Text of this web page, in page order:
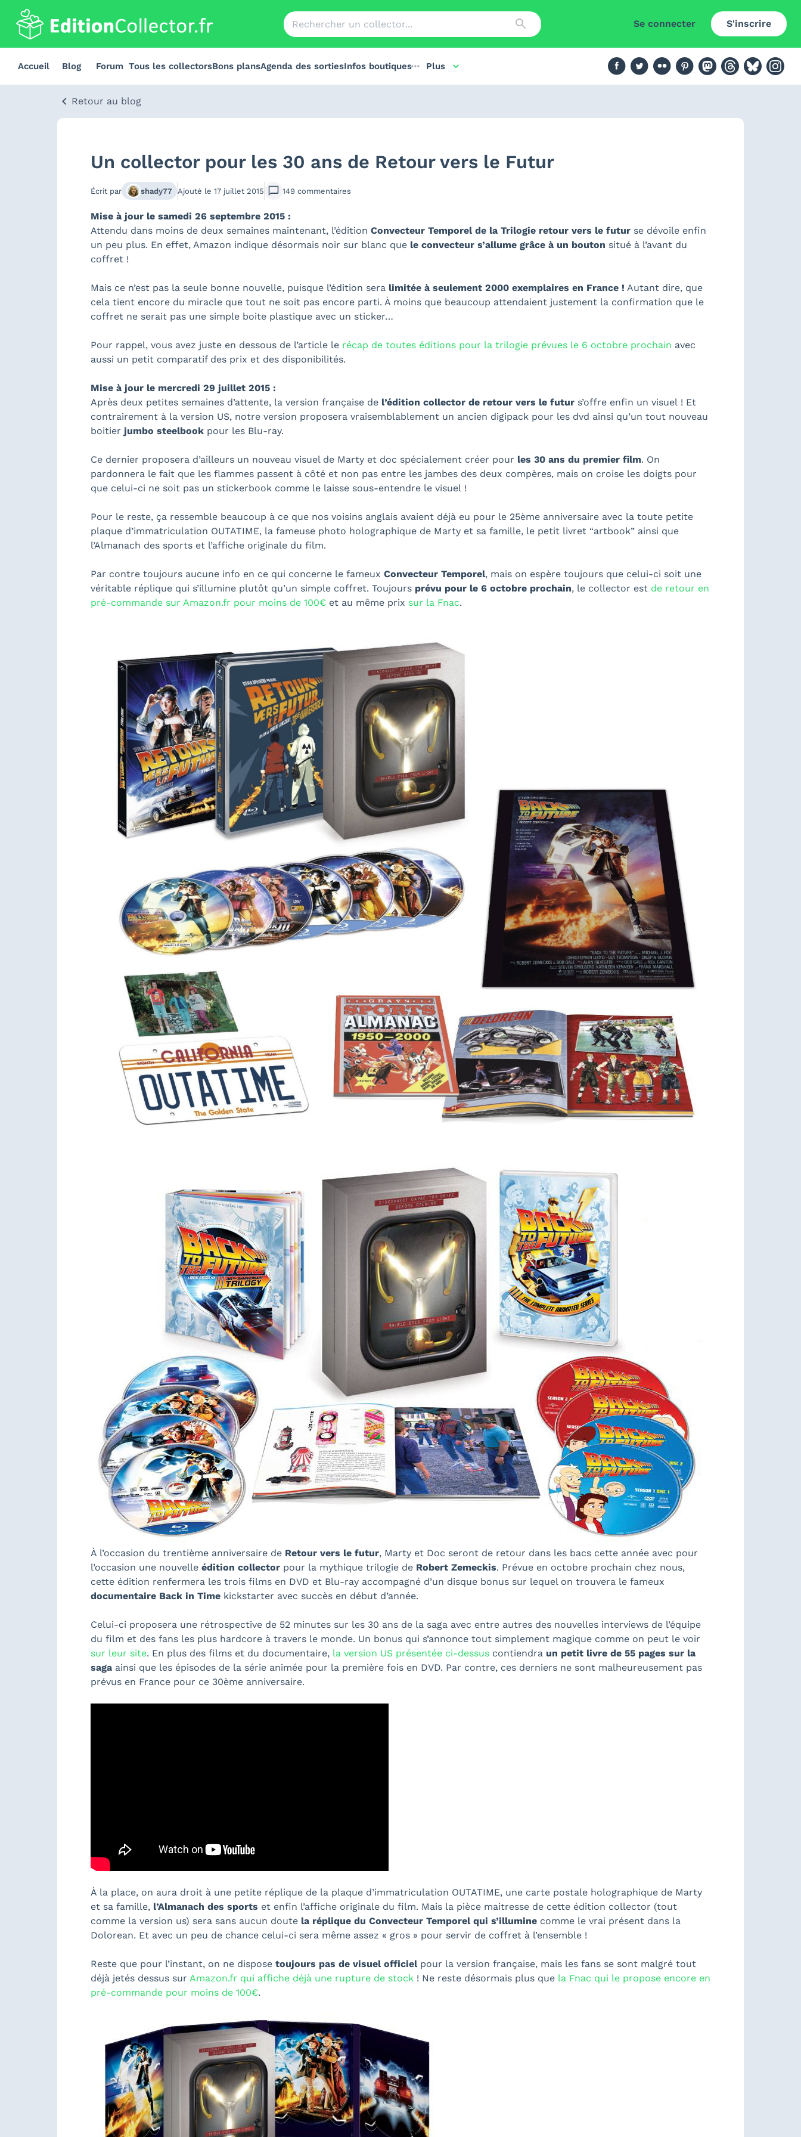
Se connecter S'inscrire
Accueil Blog Forum Tous les collectorsBons plansAgenda des sortiesInfos boutiques Plus
Retour au blog
Un collector pour les 30 ans de Retour vers le Futur
Écrit par shady77 Ajouté le 17 juillet 2015 149 commentaires
Mise à jour le samedi 26 septembre 2015 :
Attendu dans moins de deux semaines maintenant, l’édition Convecteur Temporel de la Trilogie retour vers le futur se dévoile enfin
un peu plus. En effet, Amazon indique désormais noir sur blanc que le convecteur s’allume grâce à un bouton situé à l’avant du
coffret !
Mais ce n’est pas la seule bonne nouvelle, puisque l’édition sera limitée à seulement 2000 exemplaires en France ! Autant dire, que
cela tient encore du miracle que tout ne soit pas encore parti. À moins que beaucoup attendaient justement la confirmation que le
coffret ne serait pas une simple boite plastique avec un sticker…
Pour rappel, vous avez juste en dessous de l’article le récap de toutes éditions pour la trilogie prévues le 6 octobre prochain avec
aussi un petit comparatif des prix et des disponibilités.
Mise à jour le mercredi 29 juillet 2015 :
Après deux petites semaines d’attente, la version française de l’édition collector de retour vers le futur s’offre enfin un visuel ! Et
contrairement à la version US, notre version proposera vraisemblablement un ancien digipack pour les dvd ainsi qu’un tout nouveau
boitier jumbo steelbook pour les Blu-ray.
Ce dernier proposera d’ailleurs un nouveau visuel de Marty et doc spécialement créer pour les 30 ans du premier film. On
pardonnera le fait que les flammes passent à côté et non pas entre les jambes des deux compères, mais on croise les doigts pour
que celui-ci ne soit pas un stickerbook comme le laisse sous-entendre le visuel !
Pour le reste, ça ressemble beaucoup à ce que nos voisins anglais avaient déjà eu pour le 25ème anniversaire avec la toute petite
plaque d’immatriculation OUTATIME, la fameuse photo holographique de Marty et sa famille, le petit livret “artbook” ainsi que
l’Almanach des sports et l’affiche originale du film.
Par contre toujours aucune info en ce qui concerne le fameux Convecteur Temporel, mais on espère toujours que celui-ci soit une
véritable réplique qui s’illumine plutôt qu’un simple coffret. Toujours prévu pour le 6 octobre prochain, le collector est de retour en
pré-commande sur Amazon.fr pour moins de 100€ et au même prix sur la Fnac.
À l’occasion du trentième anniversaire de Retour vers le futur, Marty et Doc seront de retour dans les bacs cette année avec pour
l’occasion une nouvelle édition collector pour la mythique trilogie de Robert Zemeckis. Prévue en octobre prochain chez nous,
cette édition renfermera les trois films en DVD et Blu-ray accompagné d’un disque bonus sur lequel on trouvera le fameux
documentaire Back in Time kickstarter avec succès en début d’année.
Celui-ci proposera une rétrospective de 52 minutes sur les 30 ans de la saga avec entre autres des nouvelles interviews de l’équipe
du film et des fans les plus hardcore à travers le monde. Un bonus qui s’annonce tout simplement magique comme on peut le voir
sur leur site. En plus des films et du documentaire, la version US présentée ci-dessus contiendra un petit livre de 55 pages sur la
saga ainsi que les épisodes de la série animée pour la première fois en DVD. Par contre, ces derniers ne sont malheureusement pas
prévus en France pour ce 30ème anniversaire.
À la place, on aura droit à une petite réplique de la plaque d’immatriculation OUTATIME, une carte postale holographique de Marty
et sa famille, l’Almanach des sports et enfin l’affiche originale du film. Mais la pièce maitresse de cette édition collector (tout
comme la version us) sera sans aucun doute la réplique du Convecteur Temporel qui s’illumine comme le vrai présent dans la
Dolorean. Et avec un peu de chance celui-ci sera même assez « gros » pour servir de coffret à l’ensemble !
Reste que pour l’instant, on ne dispose toujours pas de visuel officielpour la version française, mais les fans se sont malgré tout
déjà jetés dessus sur Amazon.fr qui affiche déjà une rupture de stock ! Ne reste désormais plus que la Fnac qui le propose encore en
pré-commande pour moins de 100€.